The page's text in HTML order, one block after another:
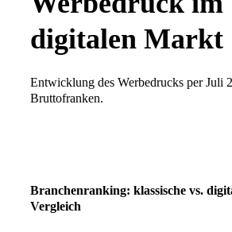
digitalen Markt
Entwicklung des Werbedrucks per Juli
Bruttofranken.
Branchenranking: klassische vs.
Vergleich